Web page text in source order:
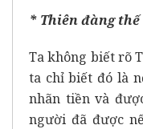
* Thiên đàng thế
Ta không biết rõ
ta chỉ biết đó là
nhãn tiền và
người đã được